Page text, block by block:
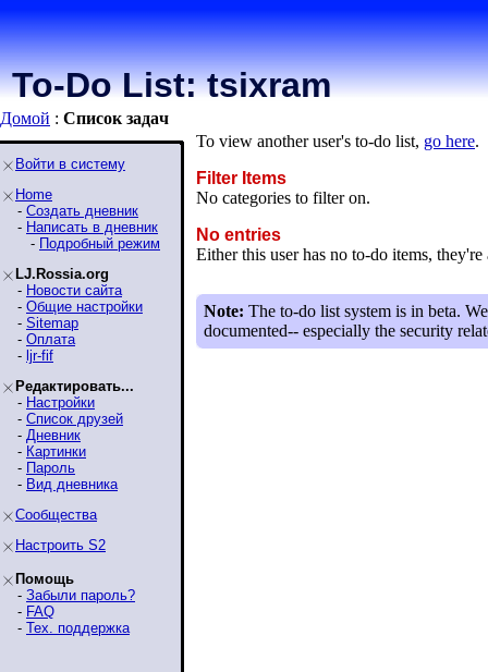
To-Do List: tsixram
Домой : Список задaч
Войти в систему
Home
- Создать дневник
- Написать в дневник
- Подробный режим
LJ.Rossia.org
- Новости сайта
- Общие настройки
- Sitemap
- Оплата
- ljr-fif
Редактировать...
- Настройки
- Список друзей
- Дневник
- Картинки
- Пароль
- Вид дневника
Сообщества
Настроить S2
Помощь
- Забыли пароль?
- FAQ
- Тех. поддержка
To view another user's to-do list, go here.
Filter Items
No categories to filter on.
No entries
Either this user has no to-do items,
Note: The to-do list system is in beta.
documented-- especially the security